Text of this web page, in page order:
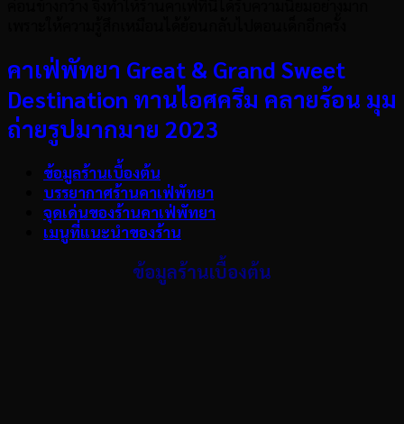
คาเฟ่พัทยา Great & Grand Sweet
Destination ทานไอศครีม คลายร้อน มุม
ถ่ายรูปมากมาย 2023
ข้อมูลร้านเบื้องต้น
บรรยากาศร้านคาเฟ่พัทยา
จุดเด่นของร้านคาเฟ่พัทยา
เมนูที่แนะนำของร้าน
ข้อมูลร้านเบื้องต้น